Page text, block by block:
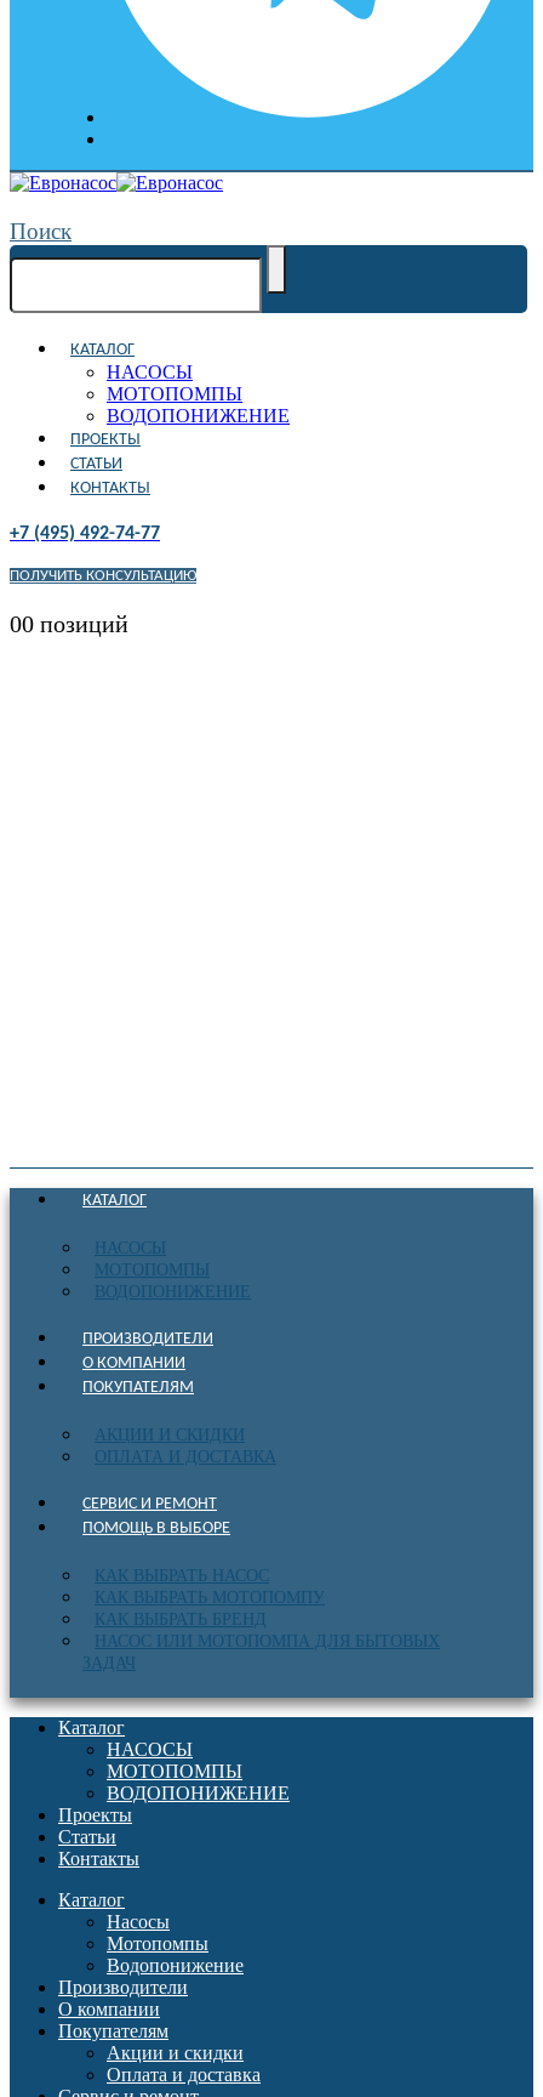
Поиск
КАТАЛОГ
НАСОСЫ
МОТОПОМПЫ
ВОДОПОНИЖЕНИЕ
ПРОЕКТЫ
СТАТЬИ
КОНТАКТЫ
+7 (495) 492-74-77
ПОЛУЧИТЬ КОНСУЛЬТАЦИЮ
00 позиций
КАТАЛОГ
НАСОСЫ
МОТОПОМПЫ
ВОДОПОНИЖЕНИЕ
ПРОИЗВОДИТЕЛИ
О КОМПАНИИ
ПОКУПАТЕЛЯМ
АКЦИИ И СКИДКИ
ОПЛАТА И ДОСТАВКА
СЕРВИС И РЕМОНТ
ПОМОЩЬ В ВЫБОРЕ
КАК ВЫБРАТЬ НАСОС
КАК ВЫБРАТЬ МОТОПОМПУ
КАК ВЫБРАТЬ БРЕНД
НАСОС ИЛИ МОТОПОМПА ДЛЯ БЫТОВЫХ
ЗАДАЧ
Каталог
НАСОСЫ
МОТОПОМПЫ
ВОДОПОНИЖЕНИЕ
Проекты
Статьи
Контакты
Каталог
Насосы
Мотопомпы
Водопонижение
Производители
О компании
Покупателям
Акции и скидки
Оплата и доставка